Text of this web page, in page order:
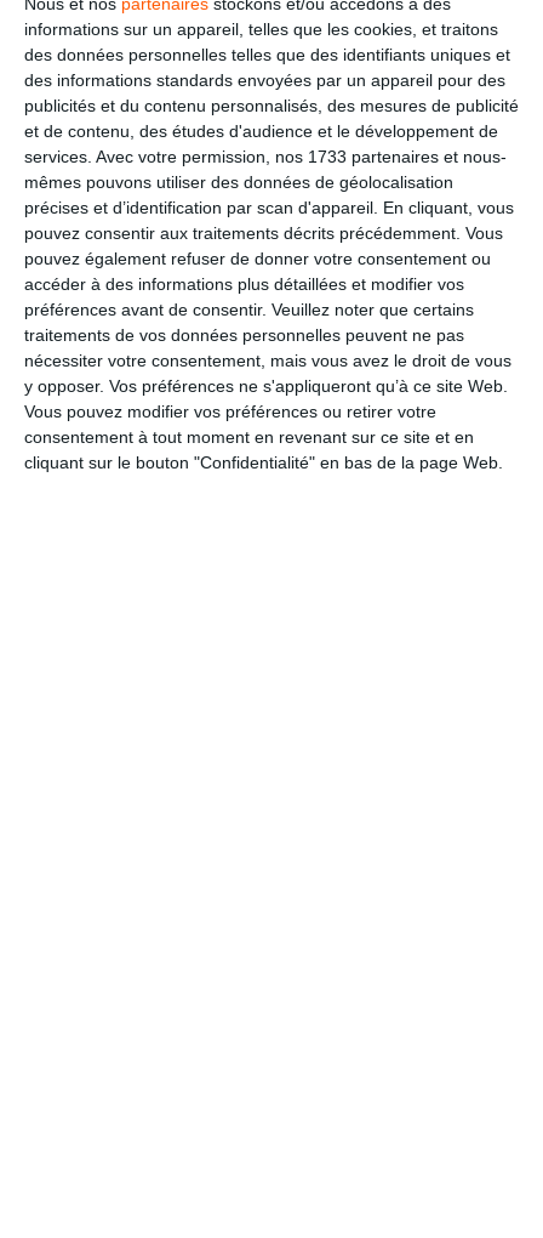
Nous et nos partenaires stockons et/ou accédons à des
informations sur un appareil, telles que les cookies, et traitons
des données personnelles telles que des identifiants uniques et
des informations standards envoyées par un appareil pour des
publicités et du contenu personnalisés, des mesures de publicité
et de contenu, des études d'audience et le développement de
services. Avec votre permission, nos 1733 partenaires et nous-
mêmes pouvons utiliser des données de géolocalisation
précises et d’identification par scan d'appareil. En cliquant, vous
pouvez consentir aux traitements décrits précédemment. Vous
pouvez également refuser de donner votre consentement ou
accéder à des informations plus détaillées et modifier vos
préférences avant de consentir. Veuillez noter que certains
traitements de vos données personnelles peuvent ne pas
nécessiter votre consentement, mais vous avez le droit de vous
y opposer. Vos préférences ne s'appliqueront qu’à ce site Web.
Vous pouvez modifier vos préférences ou retirer votre
consentement à tout moment en revenant sur ce site et en
cliquant sur le bouton "Confidentialité" en bas de la page Web.